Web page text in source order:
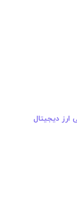
دیجیتال